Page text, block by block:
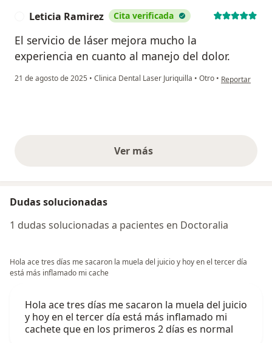
Leticia Ramirez Cita verificada
El servicio de láser mejora mucho la
experiencia en cuanto al manejo del dolor.
21 de agosto de 2025 • Clinica Dental Laser Juriquilla • Otro • en opinión del
Reportar
Ver másopiniones anteriores
Dudas solucionadas
1 dudas solucionadas a pacientes en Doctoralia
Hola ace tres días me sacaron la muela del juicio y hoy en el tercer día
está más inflamado mi cache
Hola ace tres días me sacaron la muela del juicio
y hoy en el tercer día está más inflamado mi
cachete que en los primeros 2 días es normal